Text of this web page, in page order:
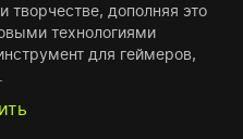
творчестве, дополняя это
технологиями
для геймеров,